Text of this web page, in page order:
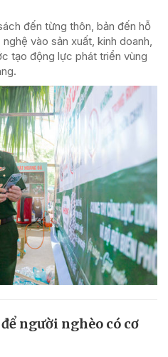
đến từng thôn, bản đến hỗ
vào sản xuất, kinh doanh,
tạo động lực phát triển vùng
người nghèo có cơ